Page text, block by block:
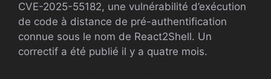
CVE-2025-55182, une vulnérabilité d’exécution
de code à distance de pré-authentification
connue sous le nom de React2Shell. Un
correctif a été publié il y a quatre mois.